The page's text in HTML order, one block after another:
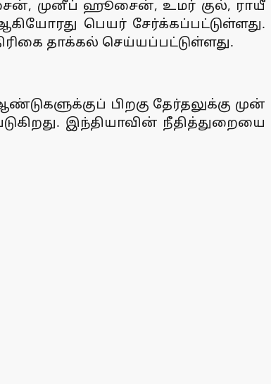
முனீப் ஹூசைன், உமர் குல், ராயீ
பெயர் சேர்க்கப்பட்டுள்ளது.
தாக்கல் செய்யப்பட்டுள்ளது.
பிறகு தேர்தலுக்கு முன்
இந்தியாவின் நீதித்துறையை